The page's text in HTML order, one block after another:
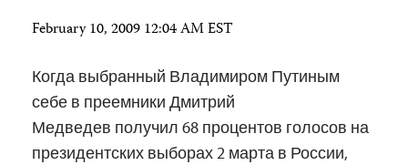
February 10, 2009 12:04 AM EST
Когда выбранный Владимиром Путиным
себе в преемники Дмитрий
Медведев получил 68 процентов голосов на
президентских выборах 2 марта в России,